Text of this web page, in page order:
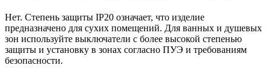
Нет. Степень защиты IP20 означает, что изделие
предназначено для сухих помещений. Для ванных и душевых
зон используйте выключатели с более высокой степенью
защиты и установку в зонах согласно ПУЭ и требованиям
безопасности.